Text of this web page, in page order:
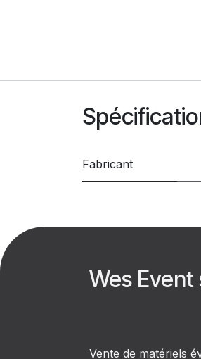
Fabricant
Wes
Vente de matériels